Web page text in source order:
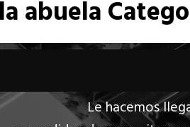
abuela
Le hacemos